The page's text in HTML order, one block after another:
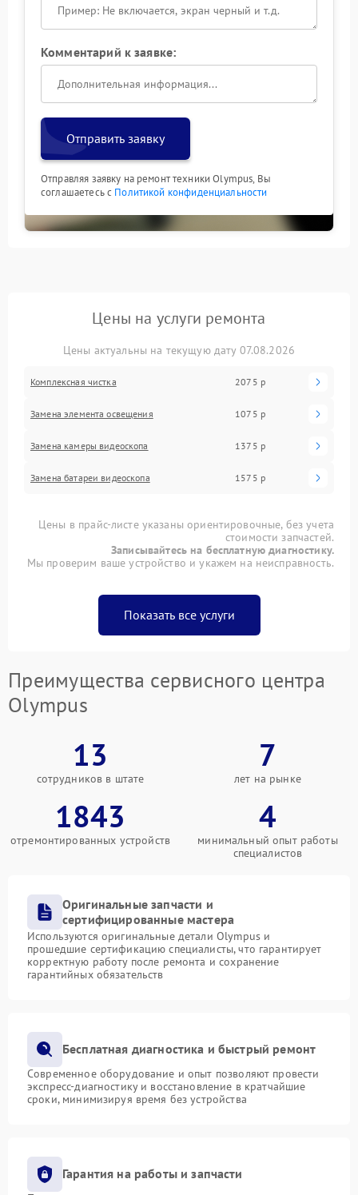
Комментарий к заявке:
Отправить заявку
Отправляя заявку на ремонт техники Olympus, Вы
соглашаетесь с Политикой конфиденциальности
Цены на услуги ремонта
Цены актуальны на текущую дату 07.08.2026
Комплексная чистка 2075 р
Замена элемента освещения 1075 р
Замена камеры видеоскопа 1375 р
Замена батареи видеоскопа 1575 р
Цены в прайс-листе указаны ориентировочные, без учета
стоимости запчастей.
Записывайтесь на бесплатную диагностику.
Мы проверим ваше устройство и укажем на неисправность.
Показать все услуги
Преимущества сервисного центра
Olympus
13
сотрудников в штате
7
лет на рынке
1843
отремонтированных устройств
4
минимальный опыт работы
специалистов
Оригинальные запчасти и
сертифицированные мастера
Используются оригинальные детали Olympus и
прошедшие сертификацию специалисты, что гарантирует
корректную работу после ремонта и сохранение
гарантийных обязательств
Бесплатная диагностика и быстрый ремонт
Современное оборудование и опыт позволяют провести
экспресс-диагностику и восстановление в кратчайшие
сроки, минимизируя время без устройства
Гарантия на работы и запчасти